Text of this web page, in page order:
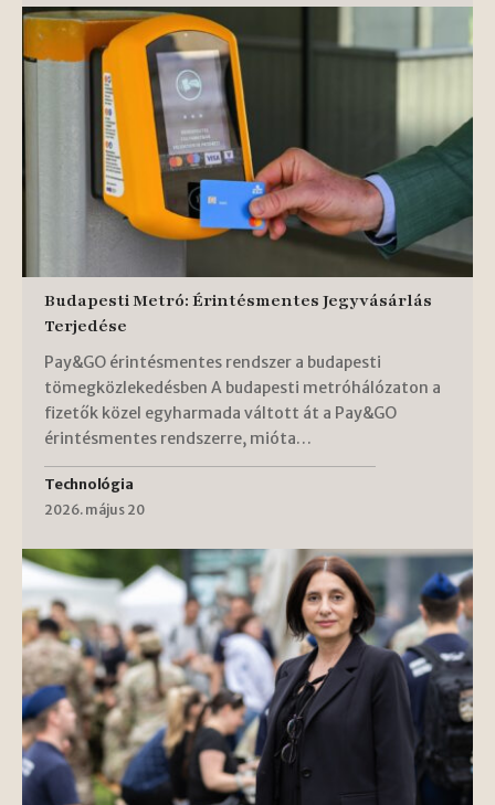
Budapesti Metró: Érintésmentes Jegyvásárlás
Terjedése
Pay&GO érintésmentes rendszer a budapesti
tömegközlekedésben A budapesti metróhálózaton a
fizetők közel egyharmada váltott át a Pay&GO
érintésmentes rendszerre, mióta…
Technológia
2026. május 20